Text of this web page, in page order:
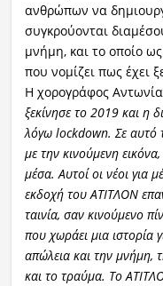
ανθρώπων να
συγκρούονται
μνήμη, και το οποίο
που νομίζει πως έχει
Η χορογράφος
ξεκίνησε το 2019 και η
λόγω lockdown. Σε αυτό
με την κινούμενη
μέσα. Αυτοί οι νέοι για
εκδοχή του ΑΤΙΤΛΟΝ
ταινία, σαν κινούμενο
που χωράει μια ιστορία
απώλεια και την μνήμη,
και το τραύμα. Το